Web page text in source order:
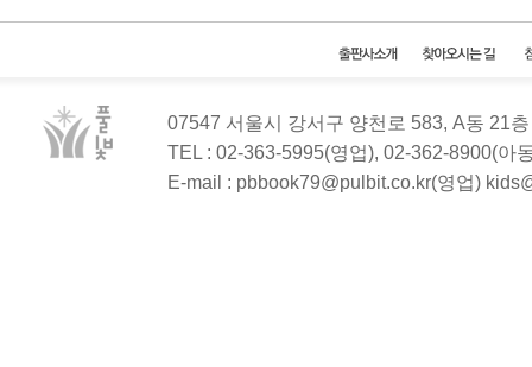
07547 서울시 강서구 양천로 583, A동 21
TEL : 02-363-5995(영업), 02-362-8900(아
E-mail : pbbook79@pulbit.co.kr(영업)